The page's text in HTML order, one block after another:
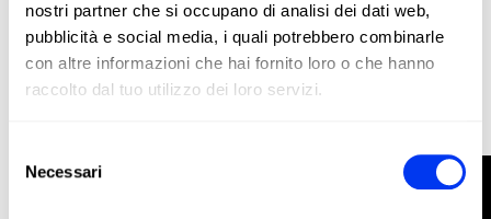
nostri partner che si occupano di analisi dei dati web,
pubblicità e social media, i quali potrebbero combinarle
con altre informazioni che hai fornito loro o che hanno
raccolto dal tuo utilizzo dei loro servizi.
delNecessari